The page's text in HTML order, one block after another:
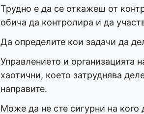
Трудно е да се откажеш от
обича да контролира и да
Да определите кои задачи да
Управлението и организацията
хаотични, което затруднява
направите.
Може да не сте сигурни на кого